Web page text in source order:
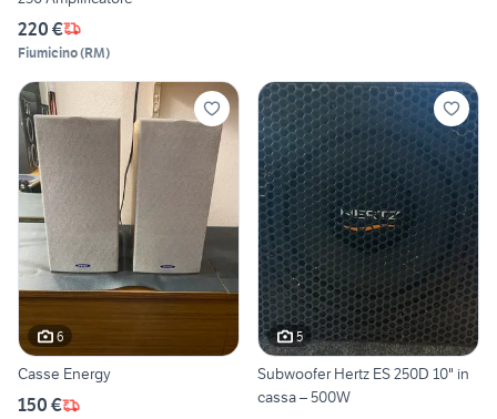
220 €
Fiumicino(RM)
6
Casse Energy
150 €
5
Subwoofer Hertz ES 250D 10" in
cassa – 500W